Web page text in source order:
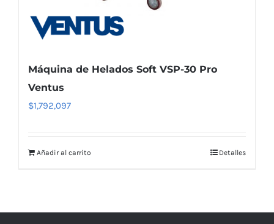
Máquina de Helados Soft VSP-30 Pro
Ventus
$1,792,097
Añadir al carrito Detalles